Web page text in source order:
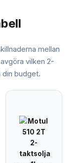
mellan
vilken 2-
din budget.